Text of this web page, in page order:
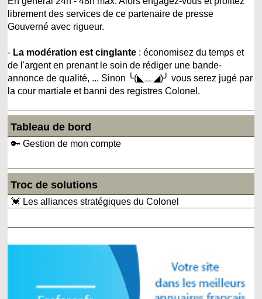
librement des services de ce partenaire de presse
Gouverné avec rigueur.
- La modération est cinglante : économisez du temps et
de l'argent en prenant le soin de rédiger une bande-
annonce de qualité, ... Sinon ╰(◣﹏◢)╯ vous serez jugé par
la cour martiale et banni des registres Colonel.
Tableau de bord
🔑 Gestion de mon compte
Troc de solutions
💓 Les alliances stratégiques du Colonel